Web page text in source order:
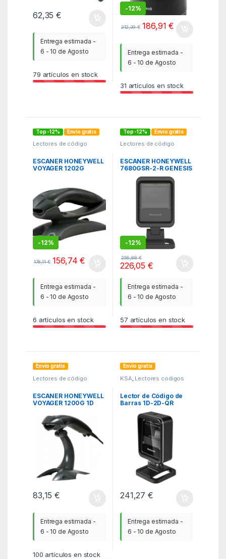
62,35€
Entrega estimada -
6 - 10 de Agosto
79 artículos en stock
-12%
212,39€ 186,91€
Entrega estimada -
6 - 10 de Agosto
31 artículos en stock
Top -12% Envío gratis
Lectores de código
Impresoras,PCR,TPV
ESCANER HONEYWELL
VOYAGER 1202G
-12%
178,11€ 156,74€
Entrega estimada -
6 - 10 de Agosto
6 artículos en stock
Top -12% Envío gratis
Lectores de código
Impresoras,PCR,TPV
ESCANER HONEYWELL
7680GSR-2-R GENESIS
XP USB KIT
-12%
256,88€
226,05€
Entrega estimada -
6 - 10 de Agosto
57 artículos en stock
Envío gratis
Lectores de código
Lectores de
Impresoras,PCR,TPV
ESCANER HONEYWELL
VOYAGER 1200G 1D
INTERFACE: RS232
KBW USB
83,15€
Entrega estimada -
6 - 10 de Agosto
100 artículos en stock
Envío gratis
KSA Lectores codigos
barra Terminal Pto Venta
Lector de Código de
Barras 1D-2D-QR
Honeywell Genesis XP
7680g/ USB
241,27€
Entrega estimada -
6 - 10 de Agosto